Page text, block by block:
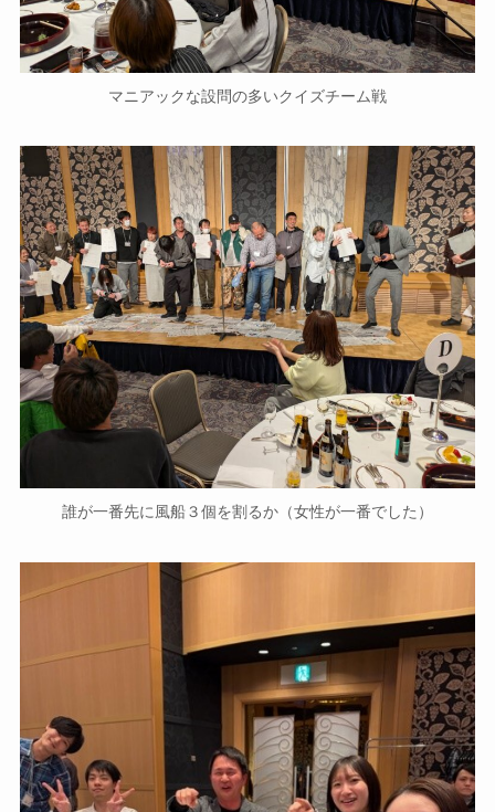
マニアックな設問の多いクイズチーム戦
誰が一番先に風船３個を割るか（女性が一番でした）